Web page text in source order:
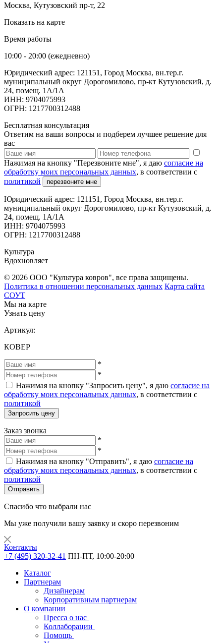
Москва, Кутузовский пр-т, 22
Показать на карте
Время работы
10:00 - 20:00 (ежедневно)
Юридический адрес: 121151, Город Москва, вн.тер.г.
муниципальный округ Дорогомилово, пр-кт Кутузовский, д.
24, помещ. 1А/1А
ИНН: 9704075993
ОГРН: 1217700312488
Бесплатная консультация
Ответим на ваши вопросы и подберем лучшее решение для
вас
Нажимая на кнопку "Перезвоните мне", я даю согласие на
обработку моих персональных данных, в соответствии с
политикой
перезвоните мне
Юридический адрес: 121151, Город Москва, вн.тер.г.
муниципальный округ Дорогомилово, пр-кт Кутузовский, д.
24, помещ. 1А/1А
ИНН: 9704075993
ОГРН: 1217700312488
Культура
Вдохновляет
© 2026 ООО "Культура ковров", все права защищены.
Политика в отношении персональных данных Карта сайта
СОУТ
Мы на карте
Узнать цену
Артикул:
КОВЕР
*
*
Нажимая на кнопку "Запросить цену", я даю согласие на
обработку моих персональных данных, в соответствии с
политикой
Запросить цену
Заказ звонка
*
*
Нажимая на кнопку "Отправить", я даю согласие на
обработку моих персональных данных, в соответствии с
политикой
Отправить
Спасибо что выбрали нас
Мы уже получили вашу заявку и скоро перезвоним
Контакты
+7 (495) 320-32-41 ПН-ПТ, 10:00-20:00
Каталог
Партнерам
Дизайнерам
Корпоративным партнерам
О компании
Пресса о нас
Коллаборации
Помощь